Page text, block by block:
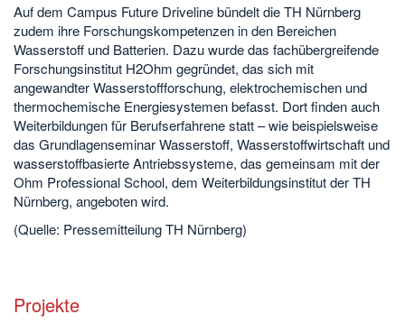
Auf dem Campus Future Driveline bündelt die TH Nürnberg
zudem ihre Forschungskompetenzen in den Bereichen
Wasserstoff und Batterien. Dazu wurde das fachübergreifende
Forschungsinstitut H2Ohm gegründet, das sich mit
angewandter Wasserstoffforschung, elektrochemischen und
thermochemische Energiesystemen befasst. Dort finden auch
Weiterbildungen für Berufserfahrene statt – wie beispielsweise
das Grundlagenseminar Wasserstoff, Wasserstoffwirtschaft und
wasserstoffbasierte Antriebssysteme, das gemeinsam mit der
Ohm Professional School, dem Weiterbildungsinstitut der TH
Nürnberg, angeboten wird.
(Quelle: Pressemitteilung TH Nürnberg)
Projekte